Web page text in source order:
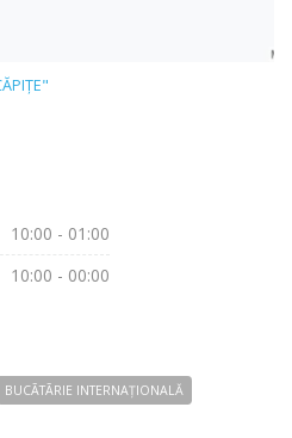
10:00 - 01:00
10:00 - 00:00
BUCÃTÃRIE INTERNAȚIONALĂ